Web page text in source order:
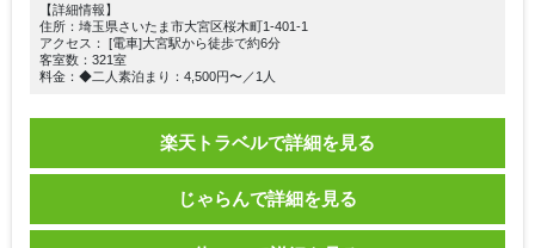
【詳細情報】
住所：埼玉県さいたま市大宮区桜木町1-401-1
アクセス： [電車]大宮駅から徒歩で約6分
客室数：321室
料金：◆二人素泊まり：4,500円〜／1人
楽天トラベルで詳細を見る
じゃらんで詳細を見る